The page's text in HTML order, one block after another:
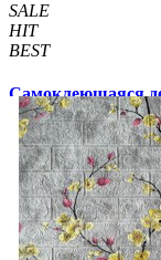
SALE
HIT
BEST
Самоклеющаяся
бежевый мрамор
63 грн/шт 200 грн/
Купить В